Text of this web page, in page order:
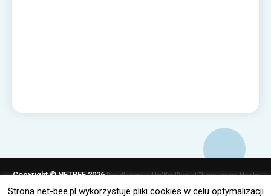
Copyright © NETBEE 2026Proudly powered by WordPress|Theme: ogma-blog by
Mystery Themes
Strona net-bee.pl wykorzystuje pliki cookies w celu optymalizacji